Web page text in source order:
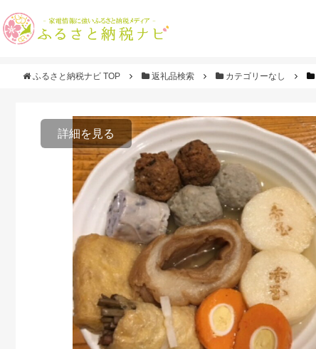
ふるさと納税ナビ TOP 返礼品検索 カテゴリーなし
詳細を見る